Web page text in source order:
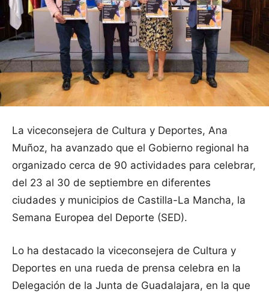
La viceconsejera de Cultura y Deportes, Ana
Muñoz, ha avanzado que el Gobierno regional ha
organizado cerca de 90 actividades para celebrar,
del 23 al 30 de septiembre en diferentes
ciudades y municipios de Castilla-La Mancha, la
Semana Europea del Deporte (SED).
Lo ha destacado la viceconsejera de Cultura y
Deportes en una rueda de prensa celebra en la
Delegación de la Junta de Guadalajara, en la que